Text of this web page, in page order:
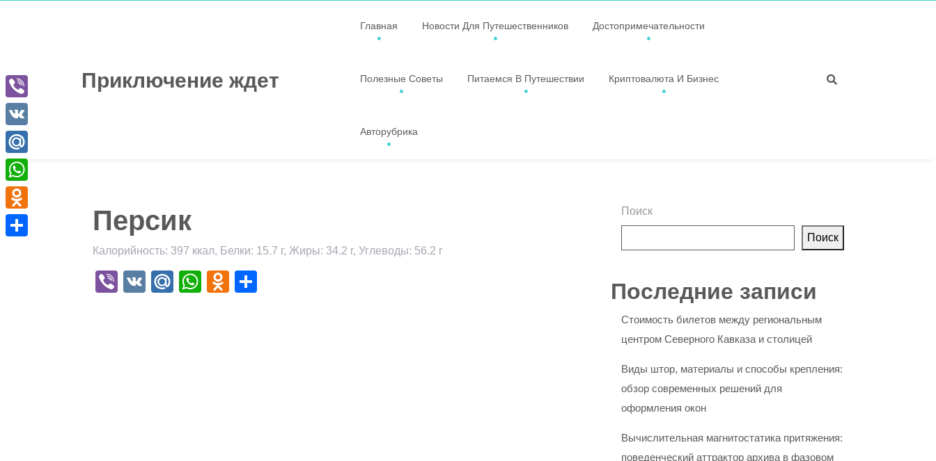
Приключение ждет
Главная Новости Для Путешественников Достопримечательности
Полезные Советы Питаемся В Путешествии Криптовалюта И Бизнес
Авторубрика
Персик
Калорийность: 397 ккал, Белки: 15.7 г, Жиры: 34.2 г, Углеводы: 56.2 г
Viber
VK Mail.Ru
WhatsApp
Odnoklassniki
Поиск
Поиск
Последние записи
Стоимость билетов между региональным
центром Северного Кавказа и столицей
Виды штор, материалы и способы крепления:
обзор современных решений для
оформления окон
Вычислительная магнитостатика притяжения:
поведенческий аттрактор архива в фазовом
Viber
VK
Mail.Ru
WhatsApp
Odnoklassniki